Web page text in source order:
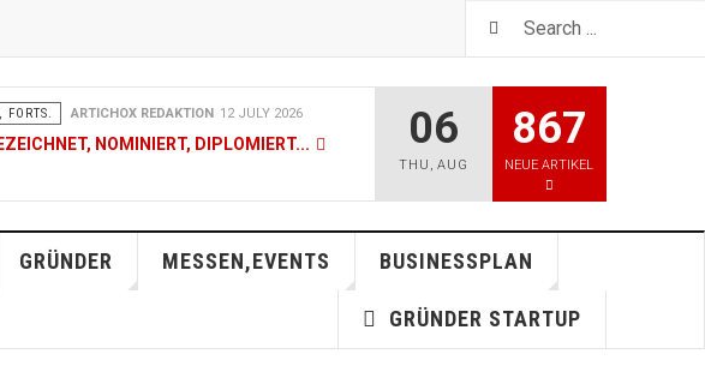
FORTS. ARTICHOX REDAKTION 12 JULY 2026
NOMINIERT, DIPLOMIERT...
FORTS. ARTICHOX REDAKTION 19 JUNE 2026
FOODSERVICE - JETZT AUCH IN
06
THU , AUG
867
NEUE ARTIKEL
GRÜNDER MESSEN,EVENTS BUSINESSPLAN
GRÜNDER STARTUP